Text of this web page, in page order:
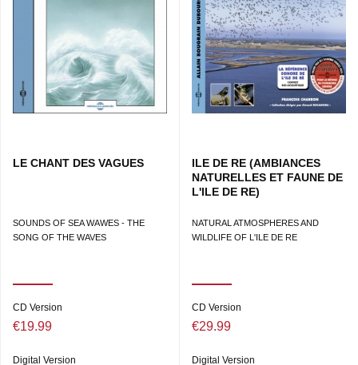
LE CHANT DES VAGUES
SOUNDS OF SEA WAWES - THE
SONG OF THE WAVES
CD Version
€19.99
Digital Version
ILE DE RE (AMBIANCES
NATURELLES ET FAUNE DE
L'ILE DE RE)
NATURAL ATMOSPHERES AND
WILDLIFE OF L'ILE DE RE
CD Version
€29.99
Digital Version